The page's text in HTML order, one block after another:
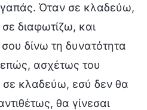
Όταν σε κλαδεύω,
διαφωτίζω, και
δίνω τη δυνατότητα
ασχέτως του
σε κλαδεύω, εσύ δεν θα
θα γίνεσαι